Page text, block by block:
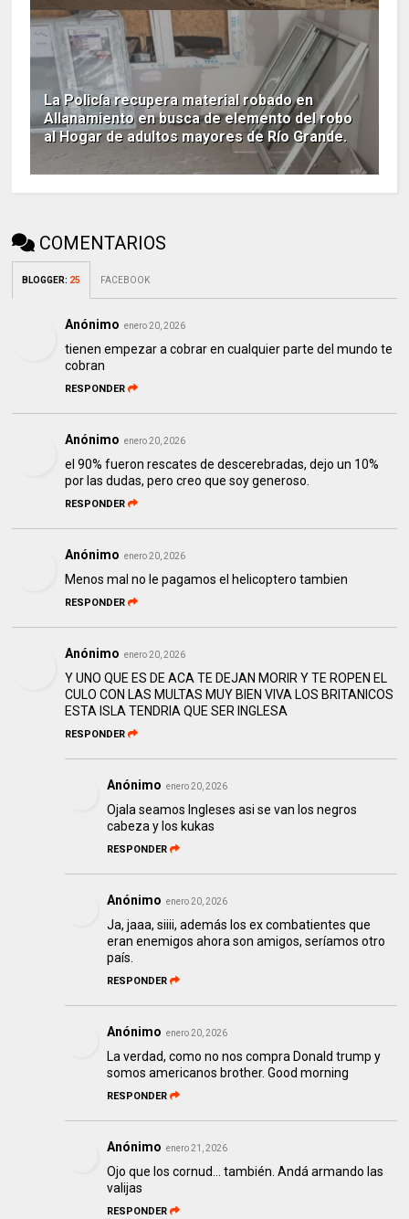
La Policía recupera material robado en
Allanamiento en busca de elemento del robo
al Hogar de adultos mayores de Río Grande.
COMENTARIOS
BLOGGER: 25 FACEBOOK
Anónimo enero 20, 2026
tienen empezar a cobrar en cualquier parte del mundo te
cobran
RESPONDER
Anónimo enero 20, 2026
el 90% fueron rescates de descerebradas, dejo un 10%
por las dudas, pero creo que soy generoso.
RESPONDER
Anónimo enero 20, 2026
Menos mal no le pagamos el helicoptero tambien
RESPONDER
Anónimo enero 20, 2026
Y UNO QUE ES DE ACA TE DEJAN MORIR Y TE ROPEN EL
CULO CON LAS MULTAS MUY BIEN VIVA LOS BRITANICOS
ESTA ISLA TENDRIA QUE SER INGLESA
RESPONDER
Anónimo enero 20, 2026
Ojala seamos Ingleses asi se van los negros
cabeza y los kukas
RESPONDER
Anónimo enero 20, 2026
Ja, jaaa, siiii, además los ex combatientes que
eran enemigos ahora son amigos, seríamos otro
país.
RESPONDER
Anónimo enero 20, 2026
La verdad, como no nos compra Donald trump y
somos americanos brother. Good morning
RESPONDER
Anónimo enero 21, 2026
Ojo que los cornud... también. Andá armando las
valijas
RESPONDER